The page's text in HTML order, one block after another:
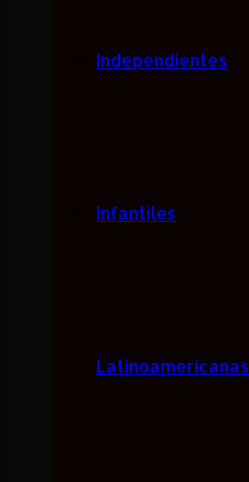
Independientes
Infantiles
Latinoamericanas